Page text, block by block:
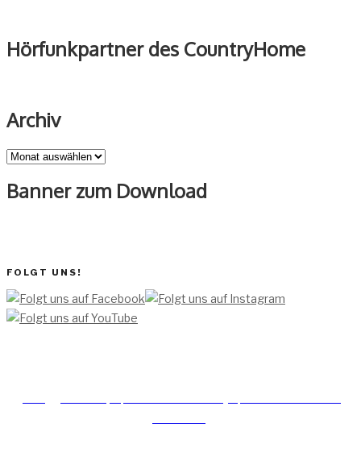
Hörfunkpartner des CountryHome
Archiv
Archiv
Banner zum Download
FOLGT UNS!